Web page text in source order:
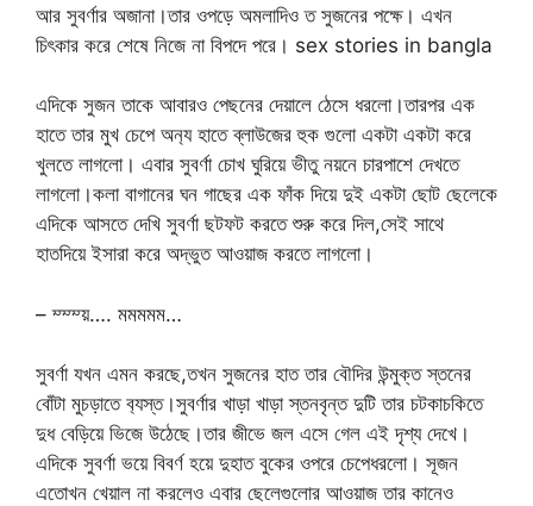
আর সুবর্ণার অজানা।তার ওপড়ে অমলাদিও ত সুজনের পক্ষে। এখন
চিৎকার করে শেষে নিজে না বিপদে পরে। sex stories in bangla
এদিকে সুজন তাকে আবারও পেছনের দেয়ালে ঠেসে ধরলো।তারপর এক
হাতে তার মুখ চেপে অন‍্য হাতে ব্লাউজের হুক গুলো একটা একটা করে
খুলতে লাগলো। এবার সুবর্ণা চোখ ঘুরিয়ে ভীতু নয়নে চারপাশে দেখতে
লাগলো।কলা বাগানের ঘন গাছের এক ফাঁক দিয়ে দুই একটা ছোট ছেলেকে
এদিকে আসতে দেখি সুবর্ণা ছটফট করতে শুরু করে দিল,সেই সাথে
হাতদিয়ে ইসারা করে অদ্ভুত আওয়াজ করতে লাগলো।
– ম্ম্ম্য়…. মমমমম…
সুবর্ণা যখন এমন করছে,তখন সুজনের হাত তার বৌদির উন্মুক্ত স্তনের
বোঁটা মুচড়াতে ব‍্যস্ত।সুবর্ণার খাড়া খাড়া স্তনবৃন্ত দুটি তার চটকাচকিতে
দুধ বেড়িয়ে ভিজে উঠেছে।তার জীভে জল এসে গেল এই দৃশ্য দেখে।
এদিকে সুবর্ণা ভয়ে বিবর্ণ হয়ে দুহাত বুকের ওপরে চেপেধরলো। সূজন
এতোখন খেয়াল না করলেও এবার ছেলেগুলোর আওয়াজ তার কানেও